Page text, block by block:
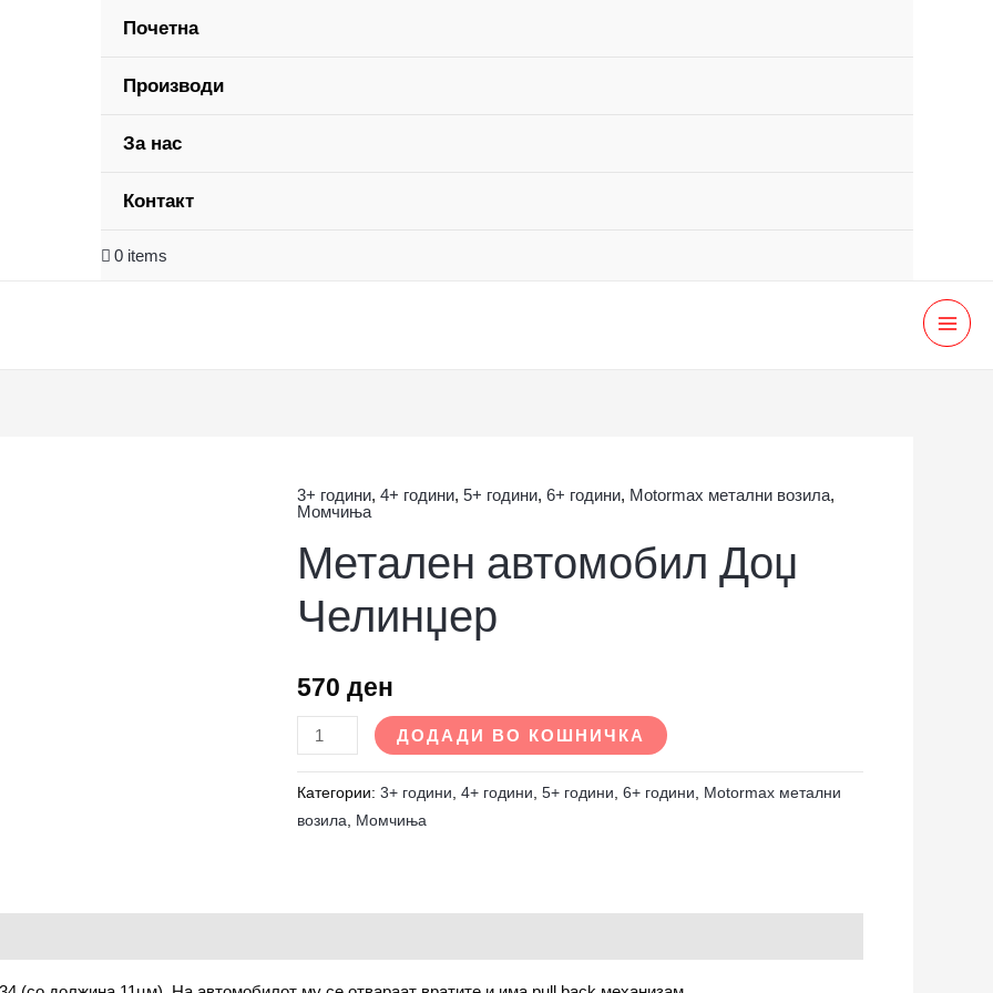
Почетна
Производи
За нас
Контакт
0 items
3+ години,4+ години,5+ години,6+ години, Motormax метални возила,
Момчиња
Метален автомобил Доџ
Челинџер
570ден
Метален
Доџ
количина
ДОДАДИ ВО КОШНИЧКА
Категории:3+ години,4+ години,5+ години,6+ години, Motormax метални
возила, Момчиња